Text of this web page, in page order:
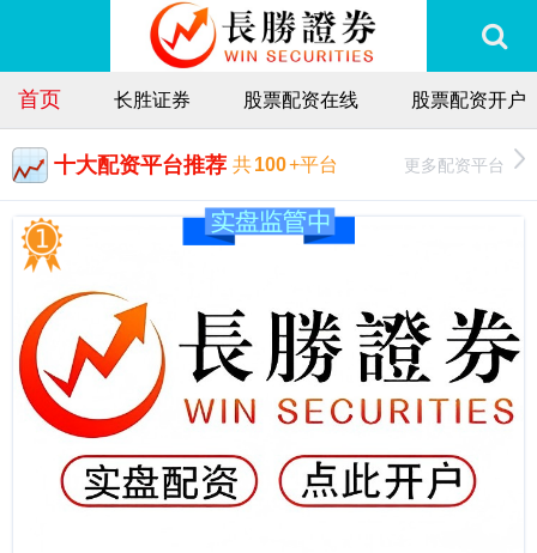
首页 长胜证券 股票配资在线 股票配资开户
十大配资平台推荐 共100+平台 更多配资平台